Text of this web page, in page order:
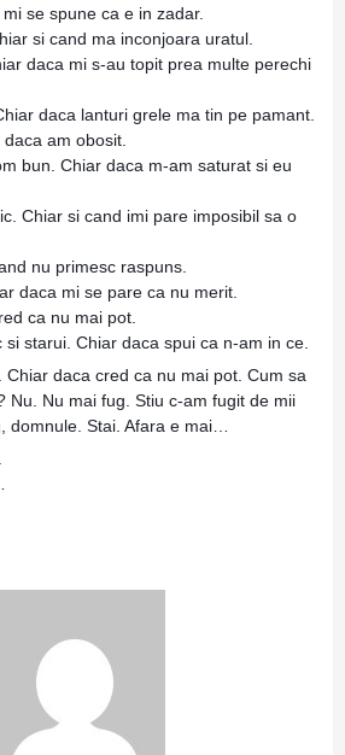
se spune ca e in zadar.
si cand ma inconjoara uratul.
daca mi s-au topit prea multe perechi
daca lanturi grele ma tin pe pamant.
am obosit.
bun. Chiar daca m-am saturat si eu
Chiar si cand imi pare imposibil sa o
nu primesc raspuns.
daca mi se pare ca nu merit.
ca nu mai pot.
si starui. Chiar daca spui ca n-am in ce.
Chiar daca cred ca nu mai pot. Cum sa
Nu. Nu mai fug. Stiu c-am fugit de mii
domnule. Stai. Afara e mai…